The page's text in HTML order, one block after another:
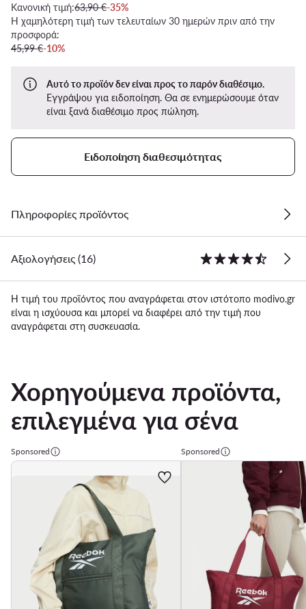
Κανονική τιμή:63,90 €-35%
Η χαμηλότερη τιμή των τελευταίων 30 ημερών πριν από την
προσφορά:
45,99 €-10%
Αυτό το προϊόν δεν είναι προς το παρόν διαθέσιμο.
Εγγράψου για ειδοποίηση. Θα σε ενημερώσουμε όταν
είναι ξανά διαθέσιμο προς πώληση.
Ειδοποίηση διαθεσιμότητας
Πληροφορίες προϊόντος
Αξιολογήσεις (16)
Η τιμή του προϊόντος που αναγράφεται στον ιστότοπο modivo.gr
είναι η ισχύουσα και μπορεί να διαφέρει από την τιμή που
αναγράφεται στη συσκευασία.
Χορηγούμενα προϊόντα,
επιλεγμένα για σένα
Sponsored Sponsored